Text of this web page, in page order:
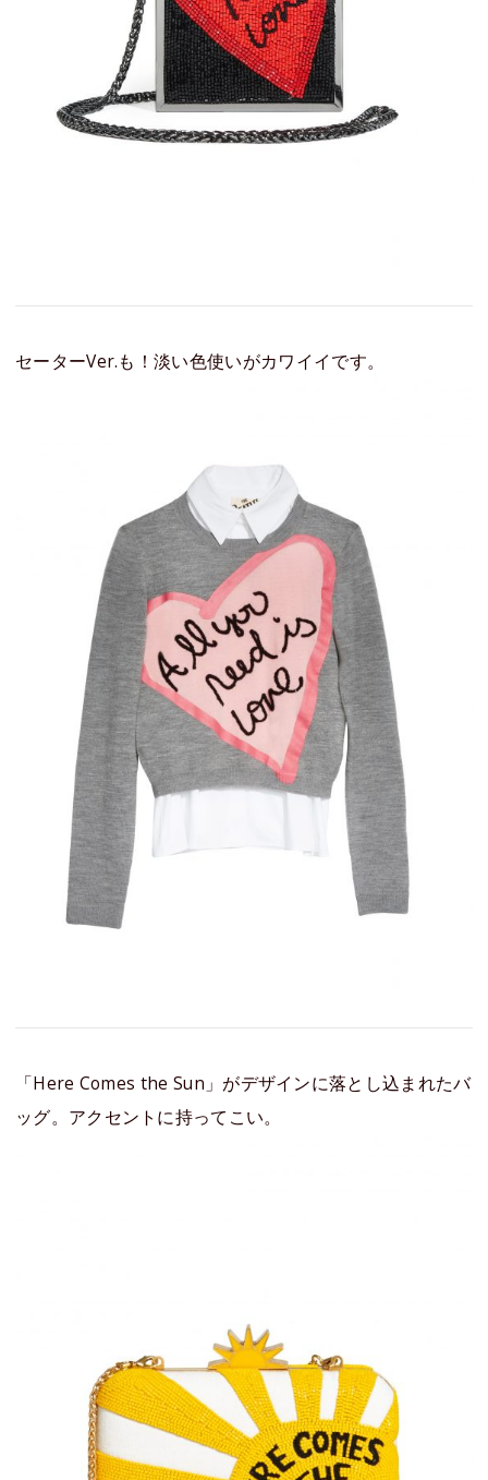
セーターVer.も！淡い色使いがカワイイです。
「Here Comes the Sun」がデザインに落とし込まれたバ
ッグ。アクセントに持ってこい。